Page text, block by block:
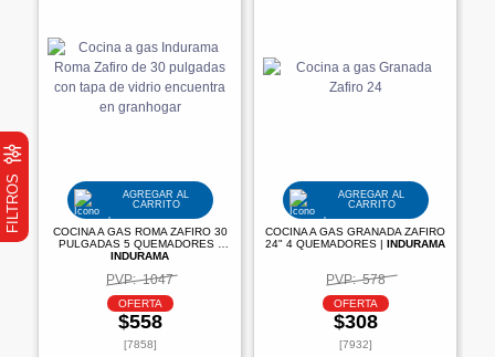
FILTROS
AGREGAR AL
CARRITO
COCINA A GAS ROMA ZAFIRO 30
PULGADAS 5 QUEMADORES |
INDURAMA
PVP: 1047
OFERTA
$558
[7858]
AGREGAR AL
CARRITO
COCINA A GAS GRANADA ZAFIRO
24" 4 QUEMADORES | INDURAMA
PVP: 578
OFERTA
$308
[7932]